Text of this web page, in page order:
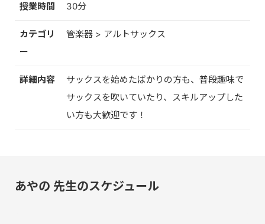
授業時間 30分
カテゴリ
ー
管楽器 > アルトサックス
詳細内容
サックスを始めたばかりの方も、普段趣味で
サックスを吹いていたり、スキルアップした
い方も大歓迎です！
あやの 先生のスケジュール